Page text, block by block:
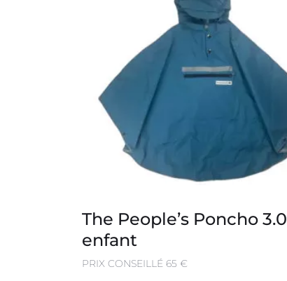
The People’s Poncho 3.0
enfant
PRIX CONSEILLÉ 65 €